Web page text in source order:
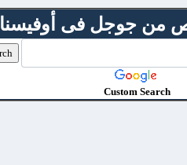
جوجل فى أوفيسنا
Custom Search